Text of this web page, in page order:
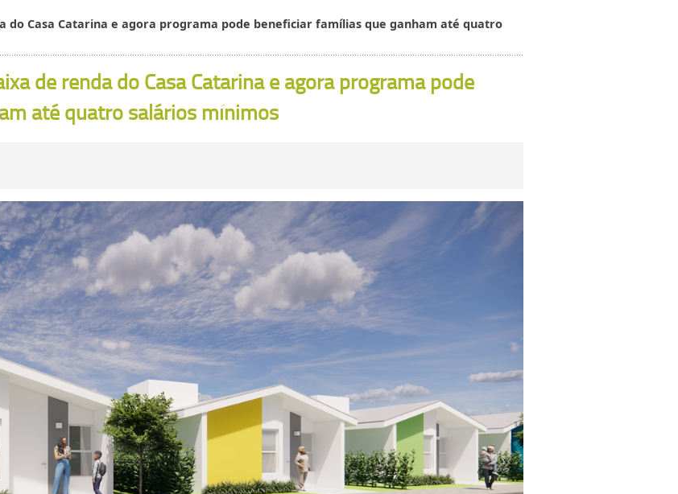
do Casa Catarina e agora programa pode beneficiar famílias que ganham até quatro
de renda do Casa Catarina e agora programa pode
até quatro salários mínimos